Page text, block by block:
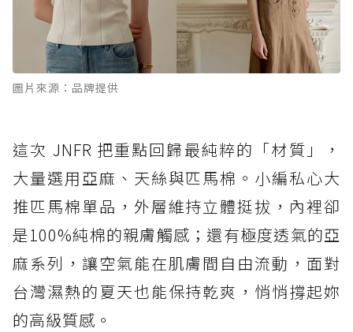
圖片來源：品牌提供
這次 JNFR 把重點回歸最純粹的「材質」，
大量選用亞麻、天絲與匹馬棉。小編私心大
推匹馬棉單品，外層維持立體挺拔，內裡卻
是100%純棉的親膚觸感；還有極度透氣的亞
麻系列，讓空氣能在肌膚間自由流動，面對
台灣濕熱的夏天也能保持乾爽，悄悄撐起妳
的高級質感。